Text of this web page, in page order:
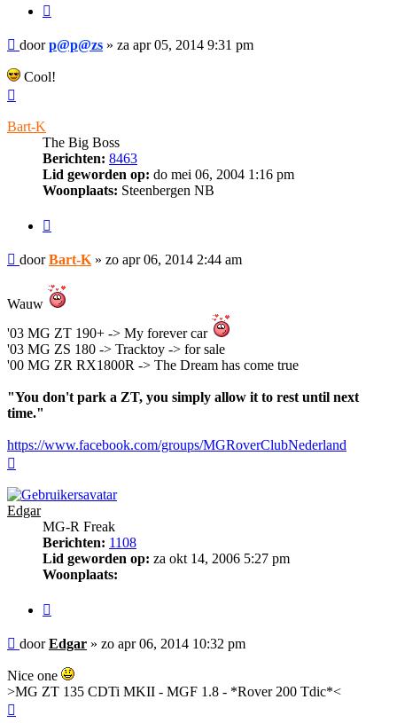
Bericht
doorp@p@zs » za apr 05, 2014 9:31 pm
Cool!
Bart-K
The Big Boss
Berichten: 8463
Lid geworden op: do mei 06, 2004 1:16 pm
Woonplaats: Steenbergen NB
Bericht
doorBart-K » zo apr 06, 2014 2:44 am
Wauw
'03 MG ZT 190+ -> My forever car
'03 MG ZS 180 -> Tracktoy -> for sale
'00 MG ZR RX1800R -> The Dream has come true
"You don't park a ZT, you simply allow it to rest until next
time."
https://www.facebook.com/groups/MGRoverClubNederland
Edgar
MG-R Freak
Berichten: 1108
Lid geworden op: za okt 14, 2006 5:27 pm
Woonplaats:
Bericht
doorEdgar » zo apr 06, 2014 10:32 pm
Nice one
>MG ZT 135 CDTi MKII - MGF 1.8 - *Rover 200 Tdic*<